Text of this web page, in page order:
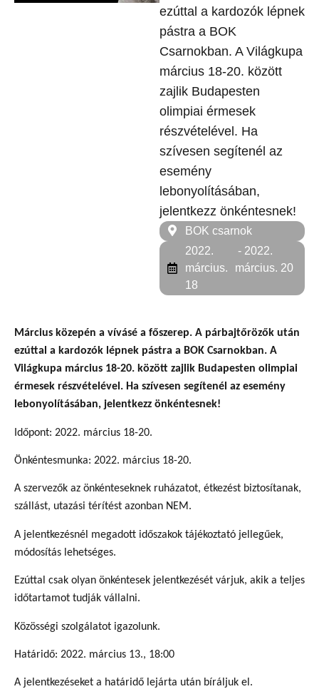
ezúttal a kardozók lépnek
pástra a BOK
Csarnokban. A Világkupa
március 18-20. között
zajlik Budapesten
olimpiai érmesek
részvételével. Ha
szívesen segítenél az
esemény
lebonyolításában,
jelentkezz önkéntesnek!
BOK csarnok
2022.
március.
18
- 2022.
március. 20
Március közepén a vívásé a főszerep. A párbajtőrözők után
ezúttal a kardozók lépnek pástra a BOK Csarnokban. A
Világkupa március 18-20. között zajlik Budapesten olimpiai
érmesek részvételével. Ha szívesen segítenél az esemény
lebonyolításában, jelentkezz önkéntesnek!
Időpont: 2022. március 18-20.
Önkéntesmunka: 2022. március 18-20.
A szervezők az önkénteseknek ruházatot, étkezést biztosítanak,
szállást, utazási térítést azonban NEM.
A jelentkezésnél megadott időszakok tájékoztató jellegűek,
módosítás lehetséges.
Ezúttal csak olyan önkéntesek jelentkezését várjuk, akik a teljes
időtartamot tudják vállalni.
Közösségi szolgálatot igazolunk.
Határidő: 2022. március 13., 18:00
A jelentkezéseket a határidő lejárta után bíráljuk el.